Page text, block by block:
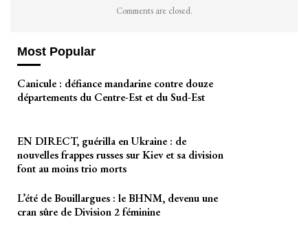
Comments are closed.
Most Popular
Canicule : défiance mandarine contre douze
départements du Centre-Est et du Sud-Est
EN DIRECT, guérilla en Ukraine : de
nouvelles frappes russes sur Kiev et sa division
font au moins trio morts
L’été de Bouillargues : le BHNM, devenu une
cran sûre de Division 2 féminine